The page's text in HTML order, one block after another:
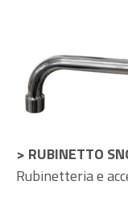
> RUBINETTO
Rubinetteria e